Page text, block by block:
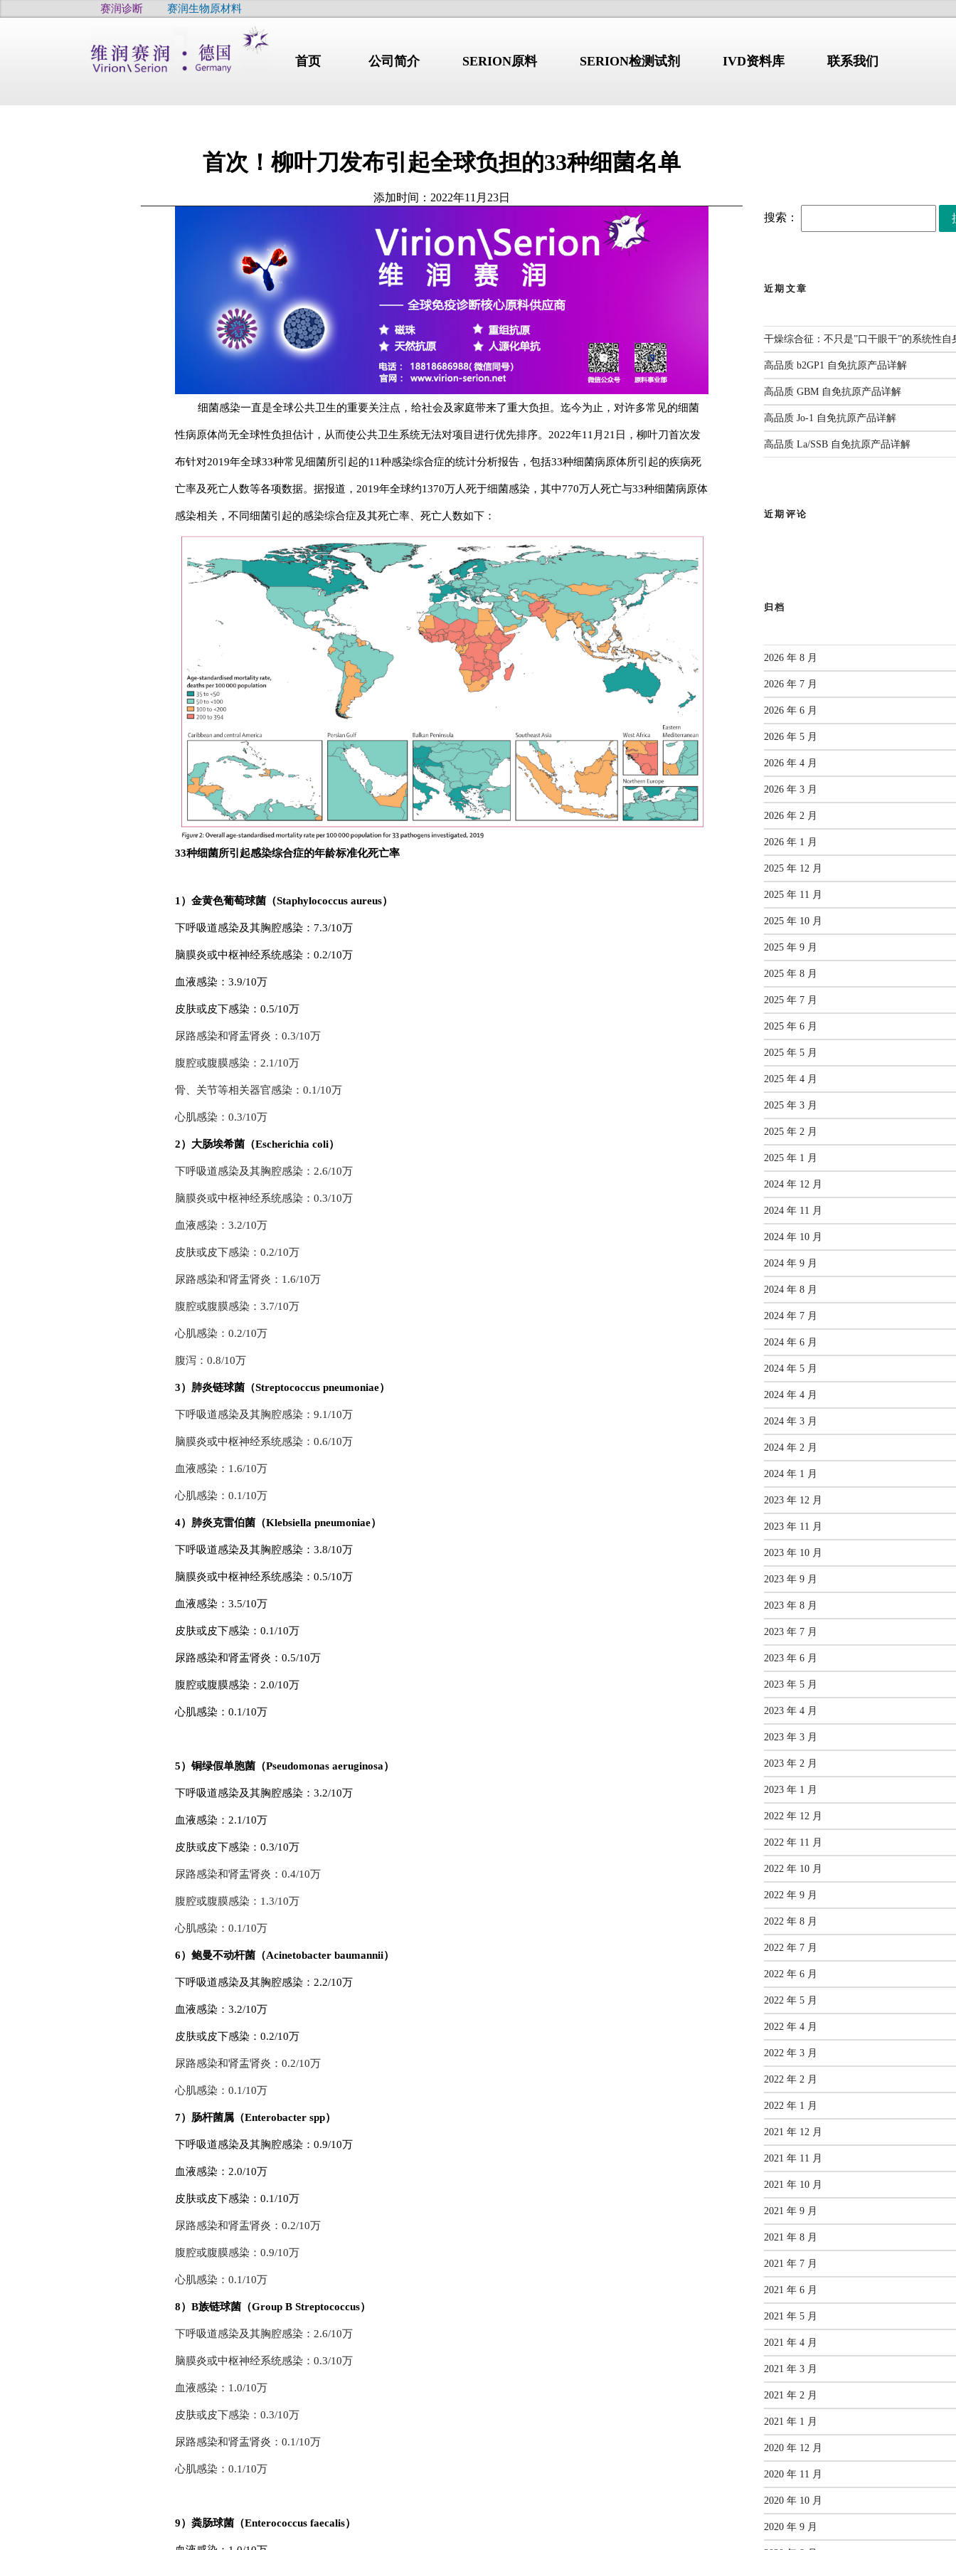
赛润诊断 赛润生物原材料
首页 公司简介
公司简介
德国维润赛润 (Institut Virion\Serion GmbH)
始于1978年，
是全球著名的诊断原料生产商。总部设于德国维尔茨堡，拥有
DIN EN ISO 13485认证及P3生物安全实验室。四十余载匠心耕
耘，我们在天然抗原、重组抗原、人源化单抗等领域构建了丰富
的生物原料产品线和试剂产品。
作为亚太区枢纽，
全面承载Virion\Serion的品牌使命，为客户提供专业的市场推
广、商务合作及技术支持，致力成为您值得信赖的合作伙伴。
SERION原料 SERION检测试剂 IVD资料库
行业动态 /NEWS
干燥综合征：不只是”口
干眼干”的系统性自身免
2026.08.03
高品质 b2GP1 自免抗原产品详解
高品质 GBM 自免抗原产品详解
高品质 Jo-1 自免抗原产品详解
高品质 La/SSB 自免抗原产品详解
查看全部动态
行业新闻 /INDUSTRY
干燥综合征：不只是”口干眼
干”的系统性自身免疫病
高品质 b2GP1 自免抗原产品详解
高品质 GBM 自免抗原产品详解
高品质 Jo-1 自免抗原产品详解
查看全部新闻
【标准・方案・指南】布
2026.07.10
项指南征求意见稿
监测年度报告（2025）
国家疾控发布：传染病信息报告
管理规范（2026年版）
前沿综述：呼吸道病原体
感染与检测：现状、挑战
2026.06.22
查看全部共识
联系我们
​首次！柳叶刀发布引起全球负担的33种细菌名单
添加时间：2022年11月23日
细菌感染一直是全球公共卫生的重要关注点，给社会及家庭带来了重大负担。迄今为止，对许多常见的细菌
性病原体尚无全球性负担估计，从而使公共卫生系统无法对项目进行优先排序。2022年11月21日，柳叶刀首次发
布针对2019年全球33种常见细菌所引起的11种感染综合症的统计分析报告，包括33种细菌病原体所引起的疾病死
亡率及死亡人数等各项数据。据报道，2019年全球约1370万人死于细菌感染，其中770万人死亡与33种细菌病原体
感染相关，不同细菌引起的感染综合症及其死亡率、死亡人数如下：
33种细菌所引起感染综合症的年龄标准化死亡率
1）金黄色葡萄球菌（Staphylococcus aureus）
下呼吸道感染及其胸腔感染：7.3/10万
脑膜炎或中枢神经系统感染：0.2/10万
血液感染：3.9/10万
皮肤或皮下感染：0.5/10万
尿路感染和肾盂肾炎：0.3/10万
腹腔或腹膜感染：2.1/10万
骨、关节等相关器官感染：0.1/10万
心肌感染：0.3/10万
2）大肠埃希菌（Escherichia coli）
下呼吸道感染及其胸腔感染：2.6/10万
脑膜炎或中枢神经系统感染：0.3/10万
血液感染：3.2/10万
皮肤或皮下感染：0.2/10万
尿路感染和肾盂肾炎：1.6/10万
腹腔或腹膜感染：3.7/10万
心肌感染：0.2/10万
腹泻：0.8/10万
3）肺炎链球菌（Streptococcus pneumoniae）
下呼吸道感染及其胸腔感染：9.1/10万
脑膜炎或中枢神经系统感染：0.6/10万
血液感染：1.6/10万
心肌感染：0.1/10万
4）肺炎克雷伯菌（Klebsiella pneumoniae）
下呼吸道感染及其胸腔感染：3.8/10万
脑膜炎或中枢神经系统感染：0.5/10万
血液感染：3.5/10万
皮肤或皮下感染：0.1/10万
尿路感染和肾盂肾炎：0.5/10万
腹腔或腹膜感染：2.0/10万
心肌感染：0.1/10万
5）铜绿假单胞菌（Pseudomonas aeruginosa）
下呼吸道感染及其胸腔感染：3.2/10万
血液感染：2.1/10万
皮肤或皮下感染：0.3/10万
尿路感染和肾盂肾炎：0.4/10万
腹腔或腹膜感染：1.3/10万
心肌感染：0.1/10万
6）鲍曼不动杆菌（Acinetobacter baumannii）
下呼吸道感染及其胸腔感染：2.2/10万
血液感染：3.2/10万
皮肤或皮下感染：0.2/10万
尿路感染和肾盂肾炎：0.2/10万
心肌感染：0.1/10万
7）肠杆菌属（Enterobacter spp）
下呼吸道感染及其胸腔感染：0.9/10万
血液感染：2.0/10万
皮肤或皮下感染：0.1/10万
尿路感染和肾盂肾炎：0.2/10万
腹腔或腹膜感染：0.9/10万
心肌感染：0.1/10万
8）B族链球菌（Group B Streptococcus）
下呼吸道感染及其胸腔感染：2.6/10万
脑膜炎或中枢神经系统感染：0.3/10万
血液感染：1.0/10万
皮肤或皮下感染：0.3/10万
尿路感染和肾盂肾炎：0.1/10万
心肌感染：0.1/10万
9）粪肠球菌（Enterococcus faecalis）
搜索：
近期文章
干燥综合征：不只是”口干眼干”的系统性自
高品质 b2GP1 自免抗原产品详解
高品质 GBM 自免抗原产品详解
高品质 Jo-1 自免抗原产品详解
高品质 La/SSB 自免抗原产品详解
近期评论
归档
2026 年 8 月
2026 年 7 月
2026 年 6 月
2026 年 5 月
2026 年 4 月
2026 年 3 月
2026 年 2 月
2026 年 1 月
2025 年 12 月
2025 年 11 月
2025 年 10 月
2025 年 9 月
2025 年 8 月
2025 年 7 月
2025 年 6 月
2025 年 5 月
2025 年 4 月
2025 年 3 月
2025 年 2 月
2025 年 1 月
2024 年 12 月
2024 年 11 月
2024 年 10 月
2024 年 9 月
2024 年 8 月
2024 年 7 月
2024 年 6 月
2024 年 5 月
2024 年 4 月
2024 年 3 月
2024 年 2 月
2024 年 1 月
2023 年 12 月
2023 年 11 月
2023 年 10 月
2023 年 9 月
2023 年 8 月
2023 年 7 月
2023 年 6 月
2023 年 5 月
2023 年 4 月
2023 年 3 月
2023 年 2 月
2023 年 1 月
2022 年 12 月
2022 年 11 月
2022 年 10 月
2022 年 9 月
2022 年 8 月
2022 年 7 月
2022 年 6 月
2022 年 5 月
2022 年 4 月
2022 年 3 月
2022 年 2 月
2022 年 1 月
2021 年 12 月
2021 年 11 月
2021 年 10 月
2021 年 9 月
2021 年 8 月
2021 年 7 月
2021 年 6 月
2021 年 5 月
2021 年 4 月
2021 年 3 月
2021 年 2 月
2021 年 1 月
2020 年 12 月
2020 年 11 月
2020 年 10 月
2020 年 9 月